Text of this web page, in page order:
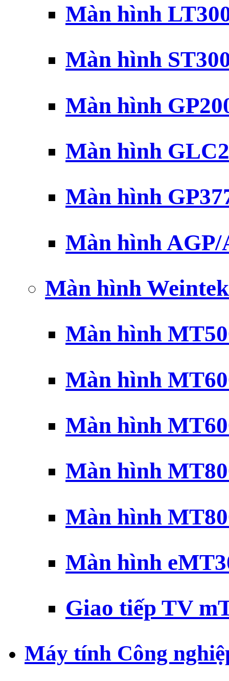
Màn hình
Màn hình
Màn hình
Màn hình
Màn hình
Màn hình AGP/
Màn hình
Màn hình
Màn hình
Màn hình
Màn hình
Màn hình
Màn hình
Giao tiếp TV
Máy tính Công